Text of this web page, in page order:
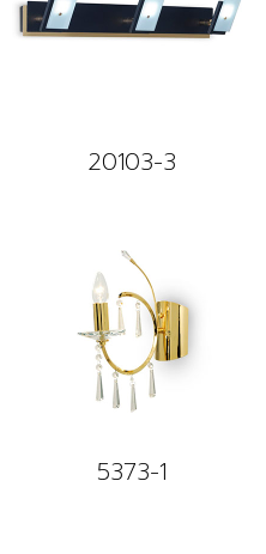
20103-3
5373-1